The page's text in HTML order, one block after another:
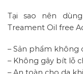
Tại sao nên
Treament Oil free
– Sản phẩm không
– Không gây bít lỗ